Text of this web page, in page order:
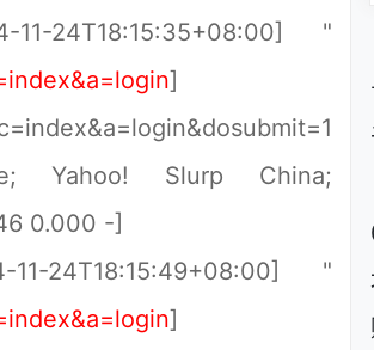
24T18:15:35+08:00] "
]
Yahoo! Slurp China;
0.000 -]
24T18:15:49+08:00] "
]